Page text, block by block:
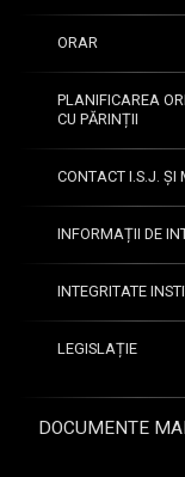
ORAR
PLANIFICAREA
CU PĂRINȚII
CONTACT I.S.J. ȘI
INFORMAȚII DE
INTEGRITATE
LEGISLAȚIE
DOCUMENTE